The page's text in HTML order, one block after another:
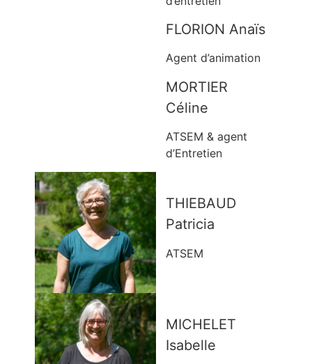
FLORION Anaïs
Agent d’animation
MORTIER
Céline
ATSEM & agent
d’Entretien
THIEBAUD
Patricia
ATSEM
MICHELET
Isabelle